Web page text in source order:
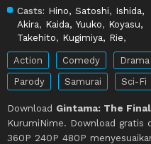
Casts: Hino, Satoshi, Ishida,
Akira, Kaida, Yuuko, Koyasu,
Takehito, Kugimiya, Rie,
Action Comedy Drama
Parody
Samurai Sci-Fi
Download Gintama: The
KurumiNime. Download gratis
360P 240P 480P